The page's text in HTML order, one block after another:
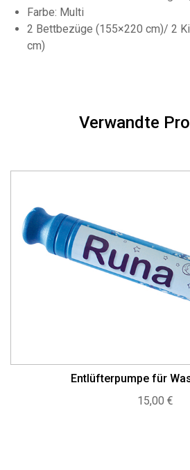
Farbe: Multi
2 Bettbezüge (155×220 cm)/ 2
cm)
Verwandte
Entlüfterpumpe für
15,00 €